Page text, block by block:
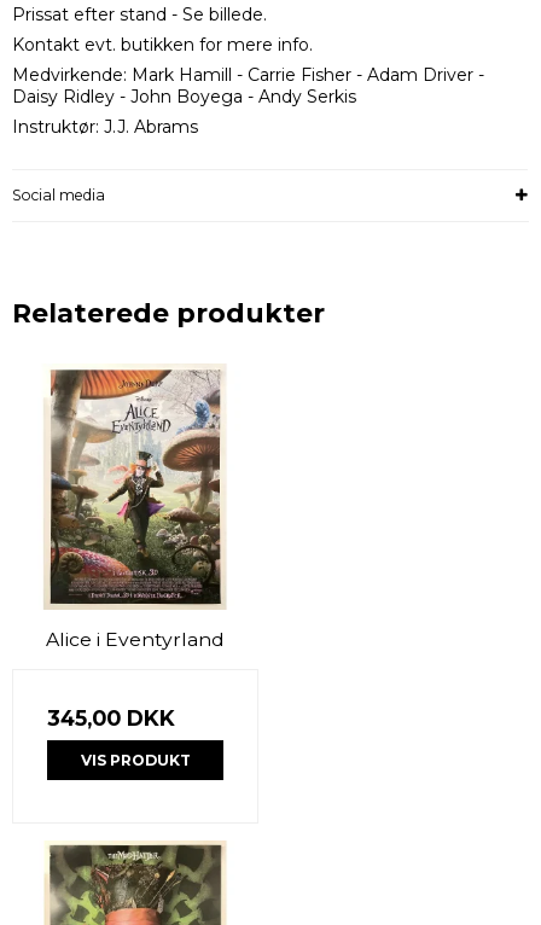
Prissat efter stand - Se billede.
Kontakt evt. butikken for mere info.
Medvirkende: Mark Hamill - Carrie Fisher - Adam Driver -
Daisy Ridley - John Boyega - Andy Serkis
Instruktør: J.J. Abrams
Social media
Relaterede produkter
Alice i Eventyrland
345,00 DKK
VIS PRODUKT